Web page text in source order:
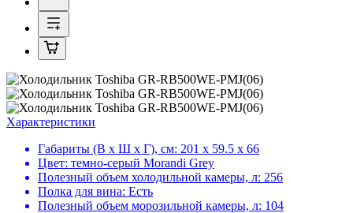
Характеристики
Габариты (В х Ш х Г), см: 201 х 59.5 х 66
Цвет: темно-серый Morandi Grey
Полезный объем холодильной камеры, л: 256
Полка для вина: Есть
Полезный объем морозильной камеры, л: 104